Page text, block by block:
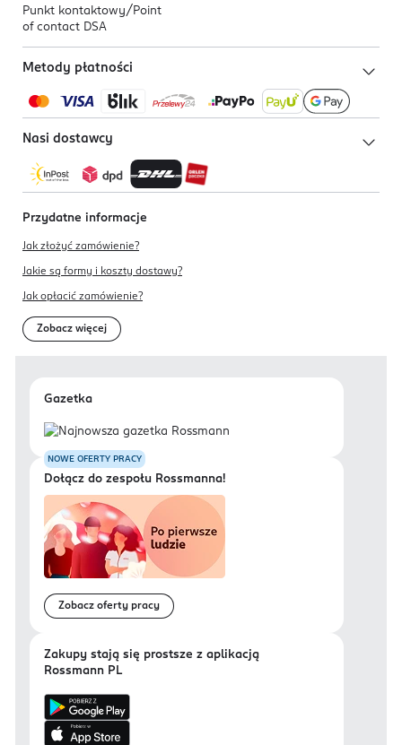
Punkt kontaktowy/ Point
of contact DSA
Metody płatności
Nasi dostawcy
Przydatne informacje
Jak złożyć zamówienie?
Jakie są formy i koszty dostawy?
Jak opłacić zamówienie?
Zobacz więcej
Gazetka
NOWE OFERTY PRACY
Dołącz do zespołu Rossmanna!
Zobacz oferty pracy
Zakupy stają się prostsze z aplikacją
Rossmann PL